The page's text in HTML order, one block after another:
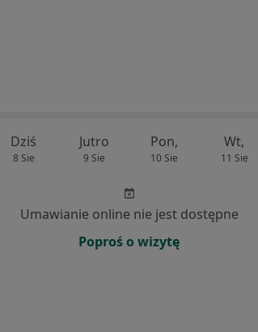
Dziś
8 Sie
Jutro
9 Sie
Pon,
10 Sie
Wt,
11 Sie
Umawianie online nie jest dostępne
Poproś o wizytę